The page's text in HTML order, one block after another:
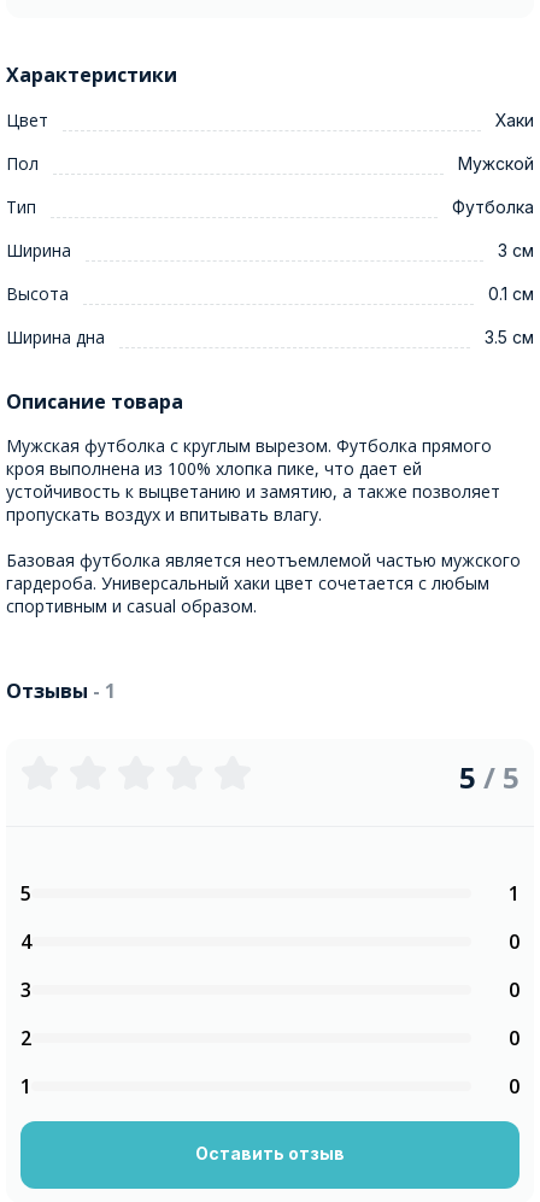
Характеристики
Цвет Хаки
Пол Мужской
Тип Футболка
Ширина 3 см
Высота 0.1 см
Ширина дна 3.5 см
Описание товара
Мужская футболка с круглым вырезом. Футболка прямого
кроя выполнена из 100% хлопка пике, что дает ей
устойчивость к выцветанию и замятию, а также позволяет
пропускать воздух и впитывать влагу.
Базовая футболка является неотъемлемой частью мужского
гардероба. Универсальный хаки цвет сочетается с любым
спортивным и casual образом.
Отзывы - 1
5 / 5
5
1
4
0
3
0
2
0
1
0
Оставить отзыв